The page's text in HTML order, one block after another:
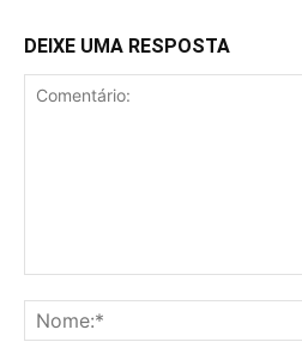
DEIXE UMA RESPOSTA